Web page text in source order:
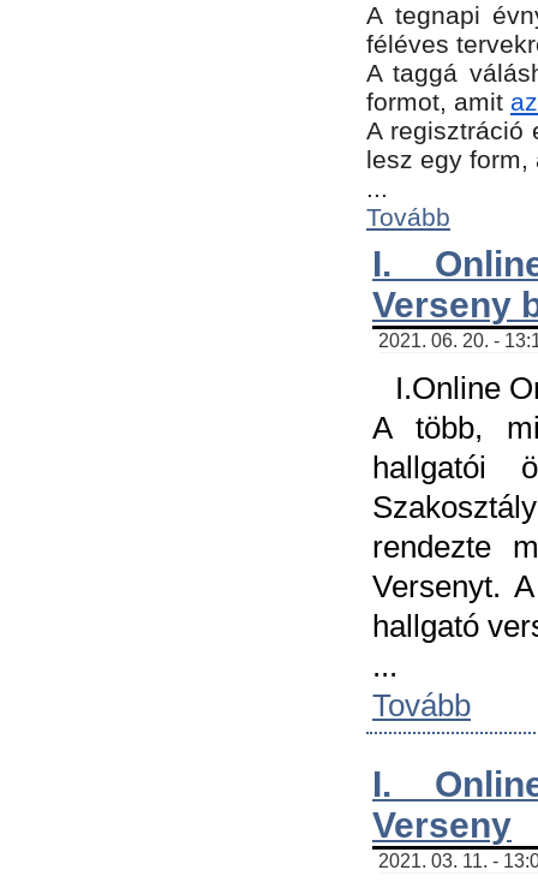
A tegnapi
féléves
A taggá
formot, amit
A regisztráció
lesz egy
...
Tovább
I.
Verseny
2021. 06. 20. -
I.Online
A több,
hallgatói
rendezte
Versenyt.
hallgató
...
Tovább
I.
Verseny
2021. 03. 11. -